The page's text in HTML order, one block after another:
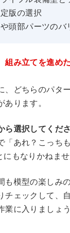
版の選択
頭部パーツのバ
組み立てを進め
、どちらのパタ
ります。
ら選択してくだ
「あれ？こっち
もなりかねませ
も模型の楽しみ
チェックして、
業に入りましょう